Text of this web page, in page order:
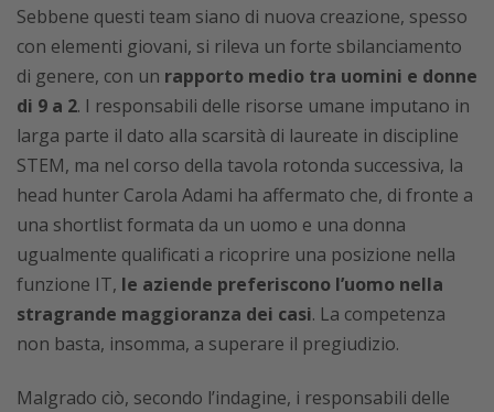
Sebbene questi team siano di nuova creazione, spesso
con elementi giovani, si rileva un forte sbilanciamento
di genere, con un rapporto medio tra uomini e donne
di 9 a 2. I responsabili delle risorse umane imputano in
larga parte il dato alla scarsità di laureate in discipline
STEM, ma nel corso della tavola rotonda successiva, la
head hunter Carola Adami ha affermato che, di fronte a
una shortlist formata da un uomo e una donna
ugualmente qualificati a ricoprire una posizione nella
funzione IT, le aziende preferiscono l’uomo nella
stragrande maggioranza dei casi. La competenza
non basta, insomma, a superare il pregiudizio.
Malgrado ciò, secondo l’indagine, i responsabili delle